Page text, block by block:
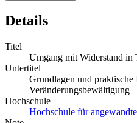
Details
Titel
Umgang mit Widerstand in
Untertitel
Grundlagen und
Veränderungsbewältigung
Hochschule
Hochschule für